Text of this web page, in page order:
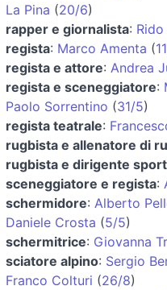
La Pina (20/6)
rapper e giornalista:
regista: Marco Amenta (
regista e attore: Andrea
regista e sceneggiatore:
Paolo Sorrentino (31/5)
regista teatrale:
rugbista e allenatore di
rugbista e dirigente
sceneggiatore e regista:
schermidore: Alberto
Daniele Crosta (5/5)
schermitrice: Giovanna
sciatore alpino: Sergio
Franco Colturi (26/8)